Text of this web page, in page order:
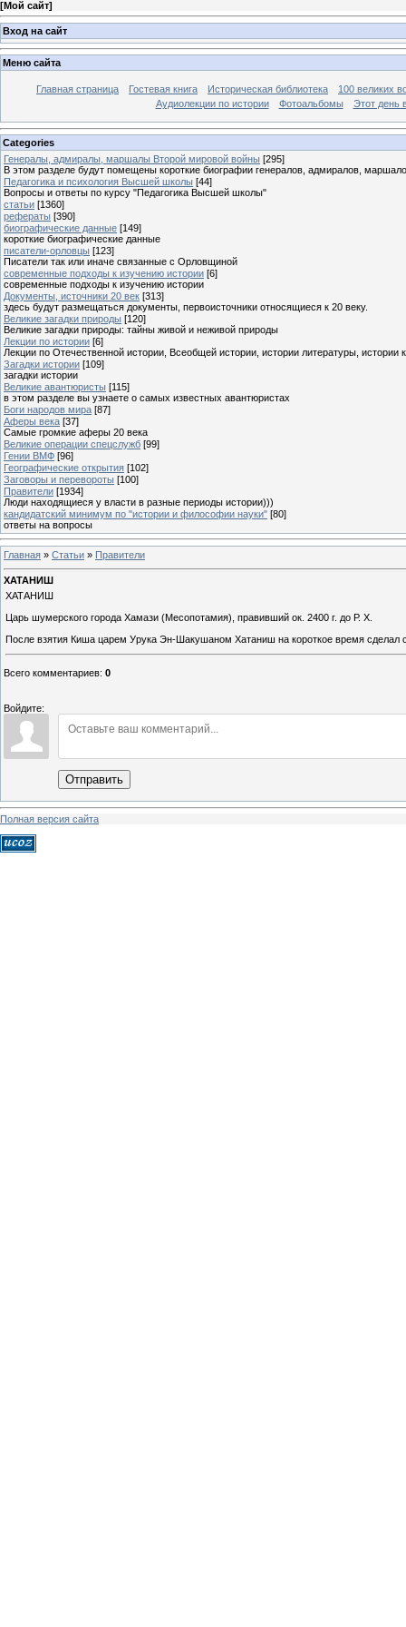
[Мой сайт]
Вход на сайт
Меню сайта
Главная страница Гостевая книга Историческая библиотека
100 великих
Аудиолекции по истории
Фотоальбомы Этот день
Categories
Генералы, адмиралы, маршалы Второй мировой войны [295]
В этом разделе будут помещены короткие биографии генералов, адмиралов,
Педагогика и психология Высшей школы [44]
Вопросы и ответы по курсу "Педагогика Высшей школы"
статьи [1360]
рефераты [390]
биографические данные [149]
короткие биографические данные
писатели-орловцы [123]
Писатели так или иначе связанные с Орловщиной
современные подходы к изучению истории [6]
современные подходы к изучению истории
Документы, источники 20 век [313]
здесь будут размещаться документы, первоисточники относящиеся к 20 веку.
Великие загадки природы [120]
Великие загадки природы: тайны живой и неживой природы
Лекции по истории [6]
Лекции по Отечественной истории, Всеобщей истории, истории литературы, истории
Загадки истории [109]
загадки истории
Великие авантюристы [115]
в этом разделе вы узнаете о самых известных авантюристах
Боги народов мира [87]
Аферы века [37]
Самые громкие аферы 20 века
Великие операции спецслужб [99]
Гении ВМФ [96]
Географические открытия [102]
Заговоры и перевороты [100]
Правители [1934]
Люди находящиеся у власти в разные периоды истории)))
кандидатский минимум по "истории и философии науки" [80]
ответы на вопросы
Главная » Статьи » Правители
ХАТАНИШ
ХАТАНИШ
Царь шумерского города Хамази (Месопотамия), правивший ок. 2400 г. до Р. Х.
После взятия Киша царем Урука Эн-Шакушаном Хатаниш на короткое время сделал
Всего комментариев: 0
Войдите:
Отправить
Полная версия сайта